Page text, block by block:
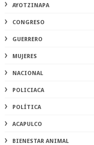
AYOTZINAPA
CONGRESO
GUERRERO
MUJERES
NACIONAL
POLICIACA
POLÍTICA
ACAPULCO
BIENESTAR ANIMAL